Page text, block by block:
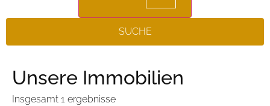
SUCHE
Unsere Immobilien
Insgesamt 1 ergebnisse